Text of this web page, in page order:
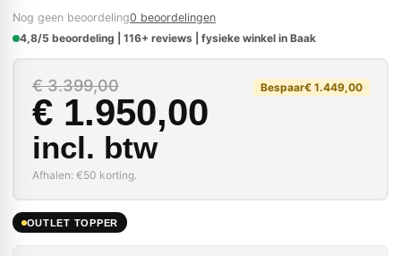
Nog geen beoordeling0 beoordelingen
4,8/5 beoordeling | 116+ reviews | fysieke winkel in Baak
€3.399,00
Oorspronkelijke
€1.950,00
Huidige prijs is: €
incl. btw
Bespaar€1.449,00
Afhalen: €50 korting.
OUTLET TOPPER